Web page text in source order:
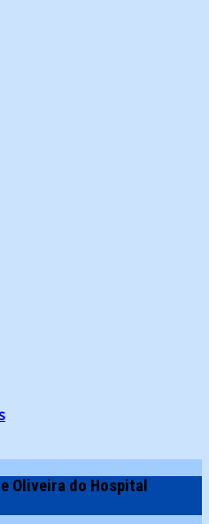
Oliveira do Hospital